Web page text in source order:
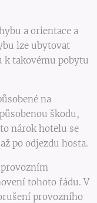
a orientace a
lze ubytovat
k takovému pobytu
na
škodu,
nárok hotelu se
po odjezdu hosta.
tohoto řádu. V
provozního